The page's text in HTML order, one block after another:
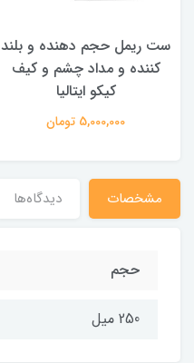
ست ریمل حجم دهنده و بلند
کننده و مداد چشم و کیف
کیکو ایتالیا
5,000,000 تومان
مشخصات دیدگاه‌ها
حجم
250 میل